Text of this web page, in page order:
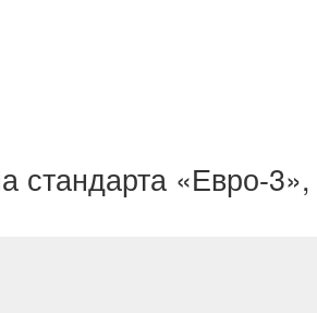
стандарта «Евро-3»,